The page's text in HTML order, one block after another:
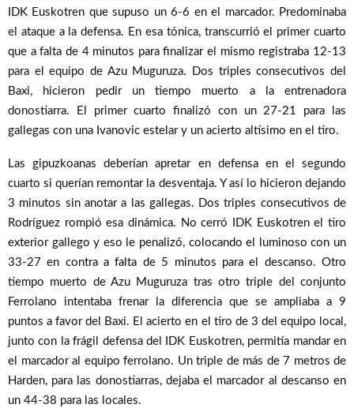
IDK Euskotren que supuso un 6-6 en el marcador. Predominaba
el ataque a la defensa. En esa tónica, transcurrió el primer cuarto
que a falta de 4 minutos para finalizar el mismo registraba 12-13
para el equipo de Azu Muguruza. Dos triples consecutivos del
Baxi, hicieron pedir un tiempo muerto a la entrenadora
donostiarra. El primer cuarto finalizó con un 27-21 para las
gallegas con una Ivanovic estelar y un acierto altísimo en el tiro.
Las gipuzkoanas deberían apretar en defensa en el segundo
cuarto si querían remontar la desventaja. Y así lo hicieron dejando
3 minutos sin anotar a las gallegas. Dos triples consecutivos de
Rodríguez rompió esa dinámica. No cerró IDK Euskotren el tiro
exterior gallego y eso le penalizó, colocando el luminoso con un
33-27 en contra a falta de 5 minutos para el descanso. Otro
tiempo muerto de Azu Muguruza tras otro triple del conjunto
Ferrolano intentaba frenar la diferencia que se ampliaba a 9
puntos a favor del Baxi. El acierto en el tiro de 3 del equipo local,
junto con la frágil defensa del IDK Euskotren, permitía mandar en
el marcador al equipo ferrolano. Un triple de más de 7 metros de
Harden, para las donostiarras, dejaba el marcador al descanso en
un 44-38 para las locales.